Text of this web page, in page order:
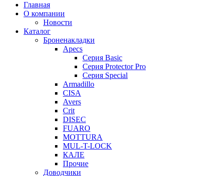
Главная
О компании
Новости
Каталог
Броненакладки
Apecs
Серия Basic
Серия Protector Pro
Серия Special
Armadillo
CISA
Avers
Crit
DISEC
FUARO
MOTTURA
MUL-T-LOCK
КАЛЕ
Прочие
Доводчики